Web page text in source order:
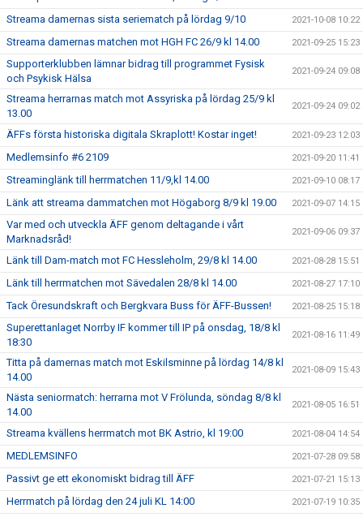
Streama damernas sista seriematch på lördag 9/10 2021-10-08 10:22
Streama damernas matchen mot HGH FC 26/9 kl 14.00 2021-09-25 15:23
Supporterklubben lämnar bidrag till programmet Fysisk
och Psykisk Hälsa
2021-09-24 09:08
Streama herrarnas match mot Assyriska på lördag 25/9 kl
13.00
2021-09-24 09:02
ÄFFs första historiska digitala Skraplott! Kostar inget! 2021-09-23 12:03
Medlemsinfo #6 2109 2021-09-20 11:41
Streaminglänk till herrmatchen 11/9,kl 14.00 2021-09-10 08:17
Länk att streama dammatchen mot Högaborg 8/9 kl 19.00 2021-09-07 14:15
Var med och utveckla ÄFF genom deltagande i vårt
Marknadsråd!
2021-09-06 09:37
Länk till Dam-match mot FC Hessleholm, 29/8 kl 14.00 2021-08-28 15:51
Länk till herrmatchen mot Sävedalen 28/8 kl 14.00 2021-08-27 17:10
Tack Öresundskraft och Bergkvara Buss för ÄFF-Bussen! 2021-08-25 15:18
Superettanlaget Norrby IF kommer till IP på onsdag, 18/8 kl
18:30
2021-08-16 11:49
Titta på damernas match mot Eskilsminne på lördag 14/8 kl
14.00
2021-08-09 15:43
Nästa seniormatch: herrarna mot V Frölunda, söndag 8/8 kl
14.00
2021-08-05 16:51
Streama kvällens herrmatch mot BK Astrio, kl 19:00 2021-08-04 14:54
MEDLEMSINFO 2021-07-28 09:58
Passivt ge ett ekonomiskt bidrag till ÄFF 2021-07-21 15:13
Herrmatch på lördag den 24 juli KL 14:00 2021-07-19 10:35